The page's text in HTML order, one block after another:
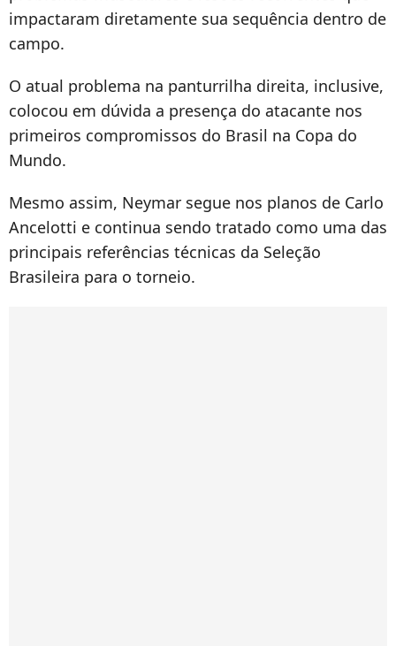
impactaram diretamente sua sequência dentro de
campo.
O atual problema na panturrilha direita, inclusive,
colocou em dúvida a presença do atacante nos
primeiros compromissos do Brasil na Copa do
Mundo.
Mesmo assim, Neymar segue nos planos de Carlo
Ancelotti e continua sendo tratado como uma das
principais referências técnicas da Seleção
Brasileira para o torneio.